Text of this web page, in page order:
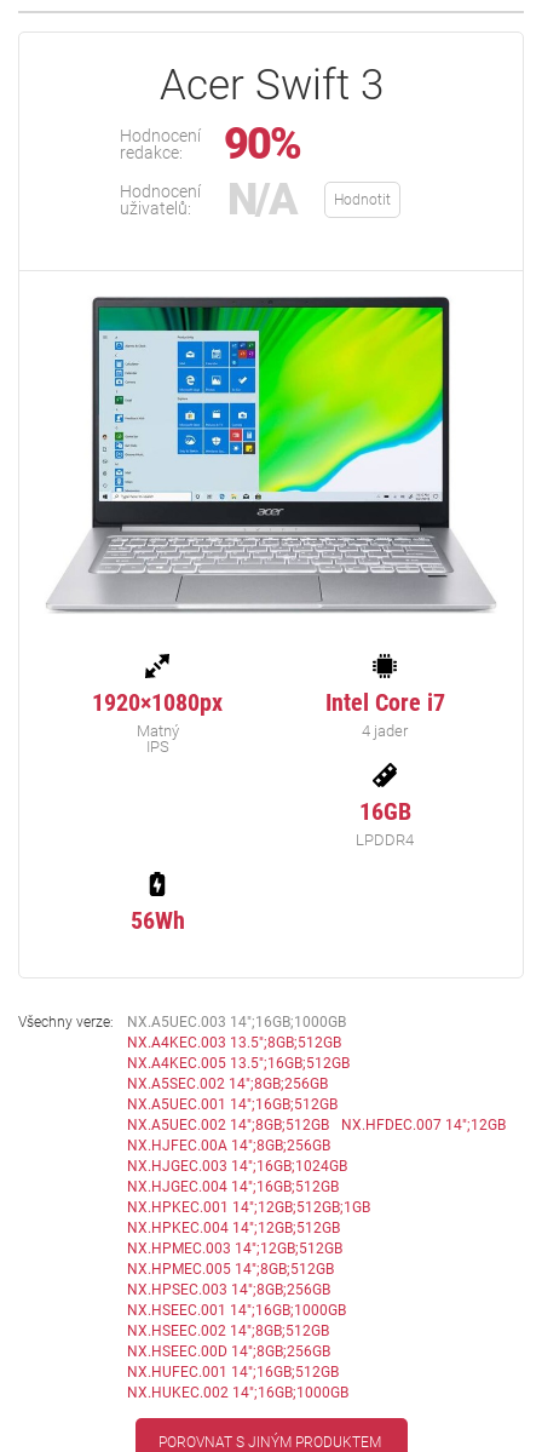
Acer Swift 3
Hodnocení
redakce:
90%
Hodnocení
uživatelů:
N/A Hodnotit
1920×1080px
Matný
IPS
Intel Core i7
4 jader
16GB
LPDDR4
56Wh
Všechny verze:
NX.A5UEC.003 14";16GB;1000GB
NX.A4KEC.003 13.5";8GB;512GB
NX.A4KEC.005 13.5";16GB;512GB
NX.A5SEC.002 14";8GB;256GB
NX.A5UEC.001 14";16GB;512GB
NX.A5UEC.002 14";8GB;512GB
NX.HFDEC.007 14";12GB
NX.HJFEC.00A 14";8GB;256GB
NX.HJGEC.003 14";16GB;1024GB
NX.HJGEC.004 14";16GB;512GB
NX.HPKEC.001 14";12GB;512GB;1GB
NX.HPKEC.004 14";12GB;512GB
NX.HPMEC.003 14";12GB;512GB
NX.HPMEC.005 14";8GB;512GB
NX.HPSEC.003 14";8GB;256GB
NX.HSEEC.001 14";16GB;1000GB
NX.HSEEC.002 14";8GB;512GB
NX.HSEEC.00D 14";8GB;256GB
NX.HUFEC.001 14";16GB;512GB
NX.HUKEC.002 14";16GB;1000GB
POROVNAT S JINÝM PRODUKTEM